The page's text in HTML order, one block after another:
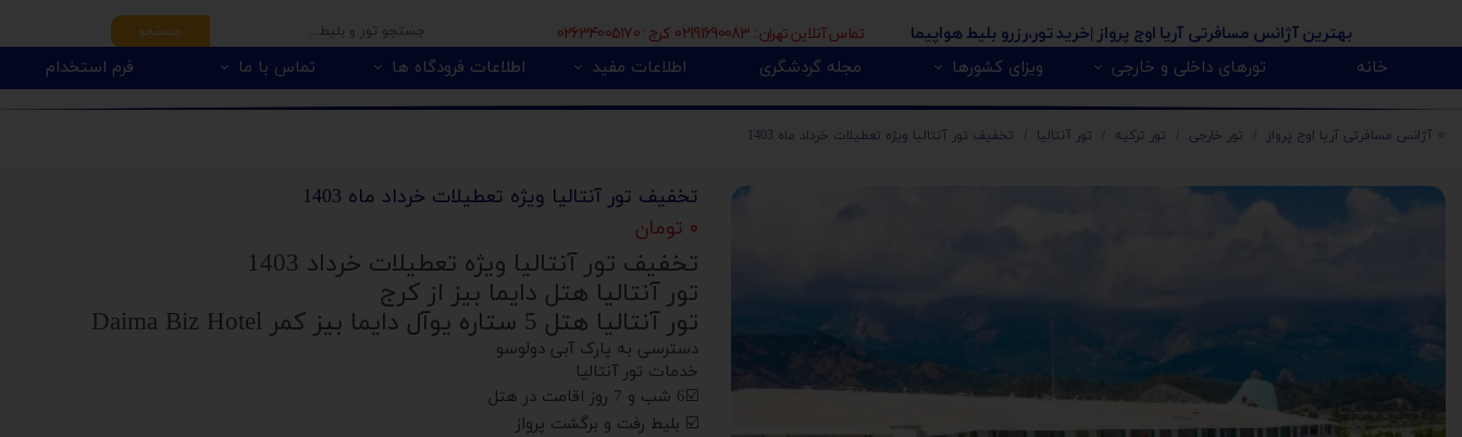
خانه تورهای داخلی و خارجی ویزای کشورها مجله گردشگری اطلاعات مفید اطلاعات فرودگاه ها تماس با ما فرم استخدام
جستجو بهترین آژانس مسافرتی آریا اوج پرواز |خرید تور،رزرو بلیط هواپیما تماس آنلاین تهران : 02191690083 کرج : 02634005170
⭐️ آژانس مسافرتی آریا اوج پرواز تور خارجی تور ترکیه تور آنتالیا تخفیف تور آنتالیا ویژه تعطیلات خرداد ماه 1403
تخفیف تور آنتالیا ویژه تعطیلات خرداد ماه 1403
۰ تومان
تخفیف تور آنتالیا ویژه تعطیلات خرداد 1403
تور آنتالیا هتل دایما بیز از کرج
تور آنتالیا هتل 5 ستاره یوآل دایما بیز کمر Daima Biz Hotel
دسترسی به پارک آبی دولوسو
خدمات تور آنتالیا
☑️6 شب و 7 روز اقامت در هتل
☑️ بلیط رفت و برگشت پرواز